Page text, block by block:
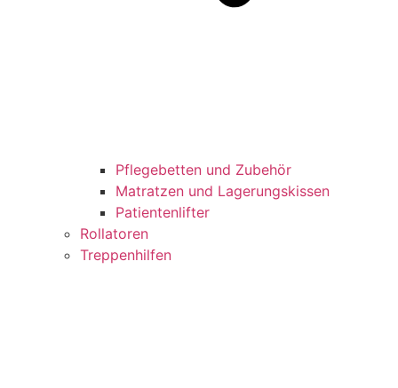
Pflegebetten und Zubehör
Matratzen und Lagerungskissen
Patientenlifter
Rollatoren
Treppenhilfen